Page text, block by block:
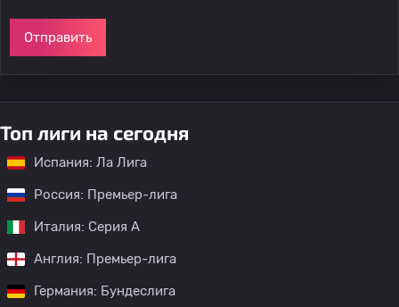
Отправить
Топ лиги на сегодня
Испания: Ла Лига
Россия: Премьер-лига
Италия: Серия А
Англия: Премьер-лига
Германия: Бундеслига